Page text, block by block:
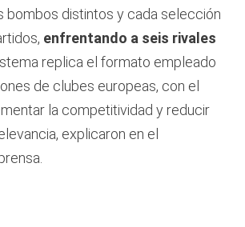
bombos distintos y cada selección
enfrentando a seis rivales
replica el formato empleado
de clubes europeas, con el
la competitividad y reducir
explicaron en el